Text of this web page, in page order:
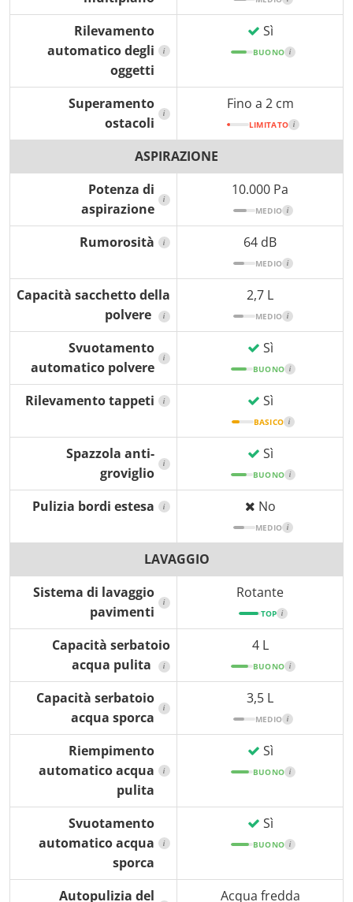
Rilevamento
automatico degli
oggetti
i
Sì
BUONO i
Superamento
ostacoli
i
Fino a 2 cm
LIMITATO i
ASPIRAZIONE
Potenza di
aspirazione
i
10.000 Pa
MEDIO i
Rumorosità i 64 dB
MEDIO i
Capacità sacchetto della
polvere
i
2,7 L
MEDIO i
Svuotamento
automatico polvere
i
Sì
BUONO i
Rilevamento tappeti i Sì
BASICO i
Spazzola anti-
groviglio
i
Sì
BUONO i
Pulizia bordi estesa i No
MEDIO i
LAVAGGIO
Sistema di lavaggio
pavimenti
i
Rotante
TOP i
Capacità serbatoio
acqua pulita
i
4 L
BUONO i
Capacità serbatoio
acqua sporca
i
3,5 L
MEDIO i
Riempimento
automatico acqua
pulita
i
Sì
BUONO i
Svuotamento
automatico acqua
sporca
i
Sì
BUONO i
Autopulizia del
Acqua fredda